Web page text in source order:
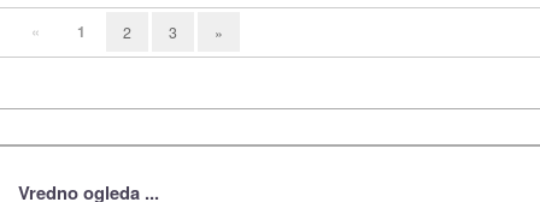
« 1 2 3 »
Vredno ogleda ...